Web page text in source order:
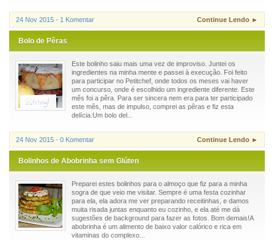
24 Nov 2015 - 1 Komentar Continue Lendo ►
Bolo de Pêras
Este bolinho saiu mais uma vez de improviso. Juntei os
ingredientes na minha mente e passei à execução. Foi feito
para participar no Petitchef, onde todos os meses vai haver
um concurso, onde é escolhido um ingrediente diferente. Este
mês foi a pêra. Para ser sincera nem era para ter participado
este mês, mas de impulso, comprei as pêras e fiz esta
delícia.Um bolo del...
24 Nov 2015 - 0 Komentar Continue Lendo ►
Bolinhos de Abobrinha sem Glúten
Preparei estes bolinhos para o almoço que fiz para a minha
sogra de que veio me visitar. Sempre é uma festa cozinhar
para ela, ela adora me ver preparando receitinhas, e damos
muita risada juntas enquanto eu cozinho, e ela até me dá
sugestões de background para fazer as fotos. Bom demais!A
abobrinha é um alimento de baixo valor calórico e rica em
vitaminas do complexo...